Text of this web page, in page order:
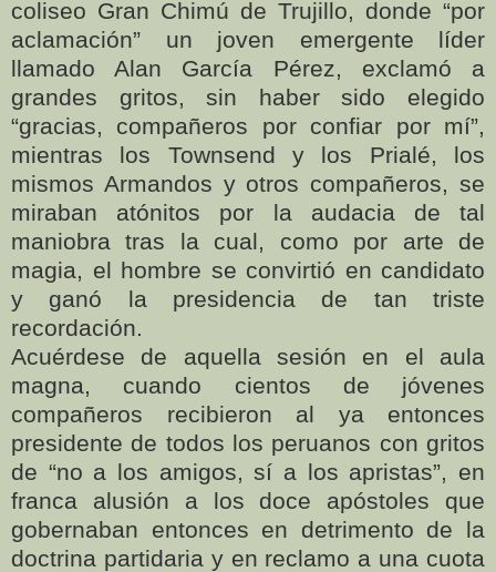
coliseo Gran Chimú de Trujillo, donde “por
aclamación” un joven emergente líder
llamado Alan García Pérez, exclamó a
grandes gritos, sin haber sido elegido
“gracias, compañeros por confiar por mí”,
mientras los Townsend y los Prialé, los
mismos Armandos y otros compañeros, se
miraban atónitos por la audacia de tal
maniobra tras la cual, como por arte de
magia, el hombre se convirtió en candidato
y ganó la presidencia de tan triste
recordación.
Acuérdese de aquella sesión en el aula
magna, cuando cientos de jóvenes
compañeros recibieron al ya entonces
presidente de todos los peruanos con gritos
de “no a los amigos, sí a los apristas”, en
franca alusión a los doce apóstoles que
gobernaban entonces en detrimento de la
doctrina partidaria y en reclamo a una cuota